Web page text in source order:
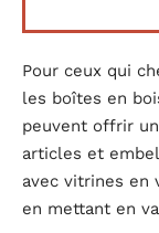
Pour ceux qui
les boîtes en
peuvent offrir
articles et
avec vitrines en
en mettant en